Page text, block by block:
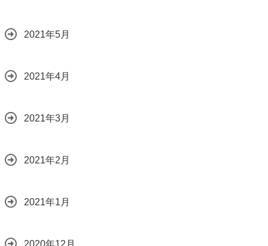
2021年5月
2021年4月
2021年3月
2021年2月
2021年1月
2020年12月